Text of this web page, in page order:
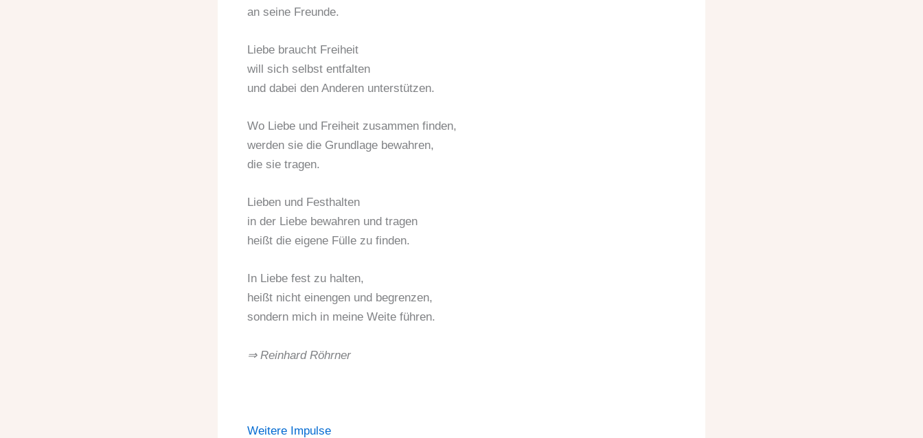
an seine Freunde.
Liebe braucht Freiheit
will sich selbst entfalten
und dabei den Anderen unterstützen.
Wo Liebe und Freiheit zusammen finden,
werden sie die Grundlage bewahren,
die sie tragen.
Lieben und Festhalten
in der Liebe bewahren und tragen
heißt die eigene Fülle zu finden.
In Liebe fest zu halten,
heißt nicht einengen und begrenzen,
sondern mich in meine Weite führen.
⇒ Reinhard Röhrner
Weitere Impulse